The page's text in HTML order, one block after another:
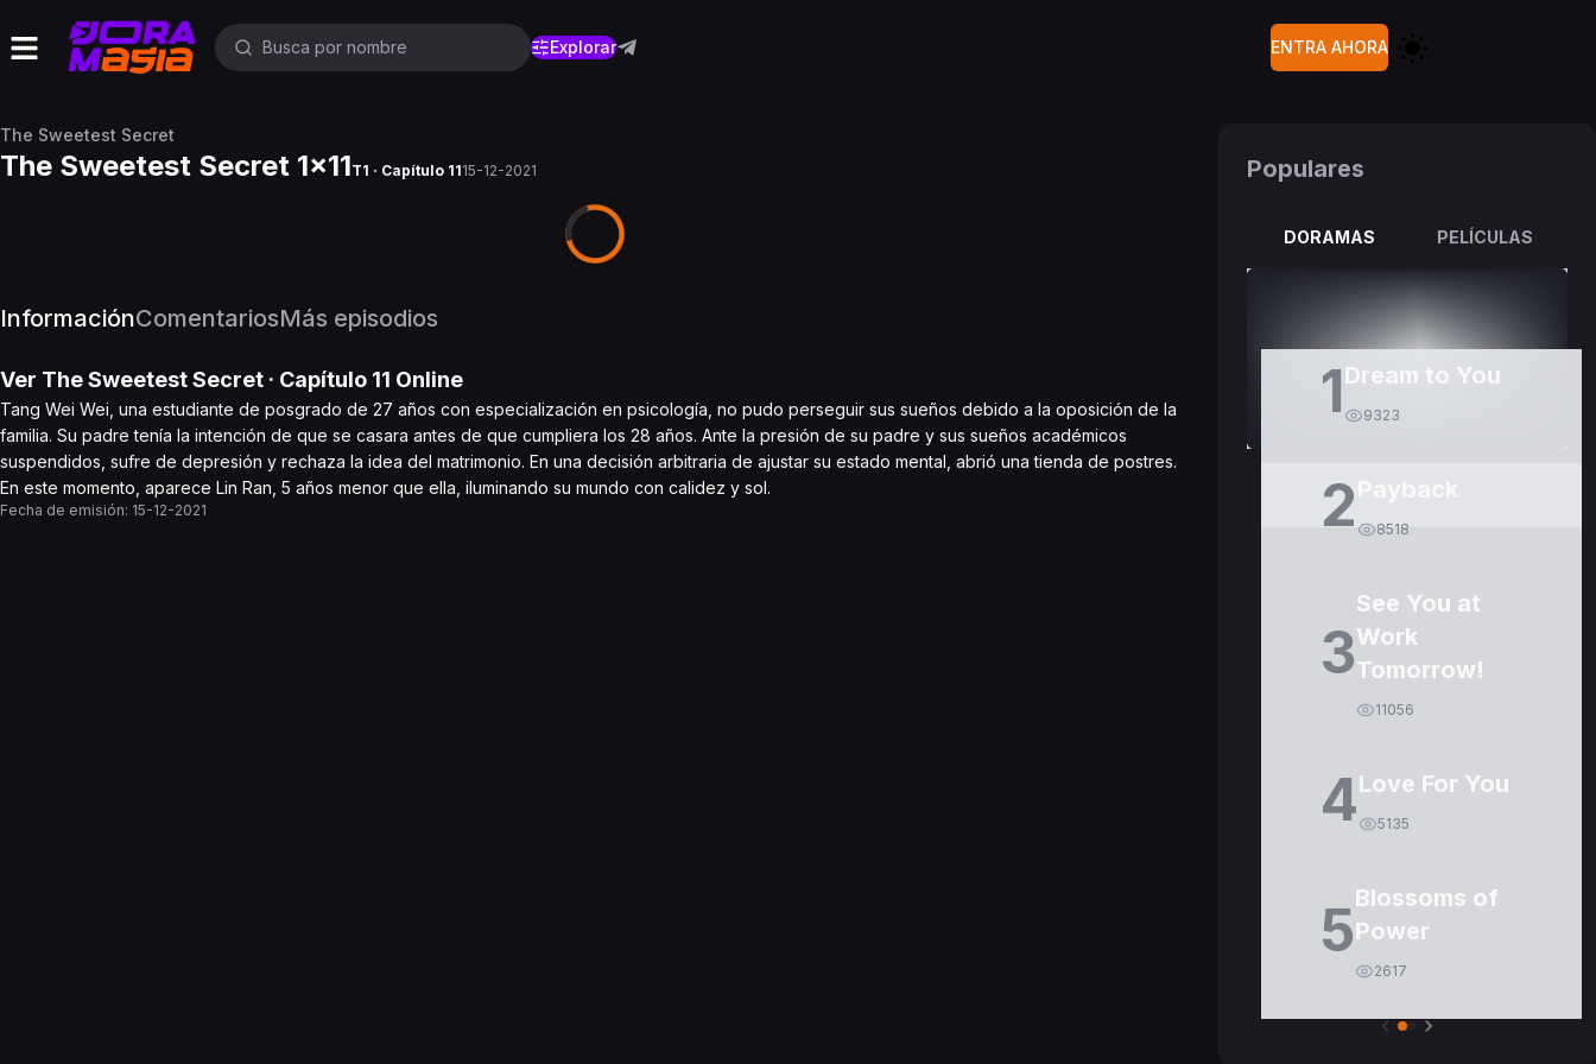
Explorar ENTRA AHORA
The Sweetest Secret
The Sweetest Secret 1x11T1 · Capítulo 1115-12-2021
InformaciónComentariosMás episodios
Ver The Sweetest Secret · Capítulo 11 Online
Tang Wei Wei, una estudiante de posgrado de 27 años con especialización en psicología, no pudo perseguir sus sueños debido a la oposición de la
familia. Su padre tenía la intención de que se casara antes de que cumpliera los 28 años. Ante la presión de su padre y sus sueños académicos
suspendidos, sufre de depresión y rechaza la idea del matrimonio. En una decisión arbitraria de ajustar su estado mental, abrió una tienda de postres.
En este momento, aparece Lin Ran, 5 años menor que ella, iluminando su mundo con calidez y sol.
Fecha de emisión: 15-12-2021
Populares
DORAMAS PELÍCULAS
1Dream to You
9323
2 8518
3
See You at
Work
Tomorrow!
11056
4Love For You
5135
5Blossoms of
Power
2617